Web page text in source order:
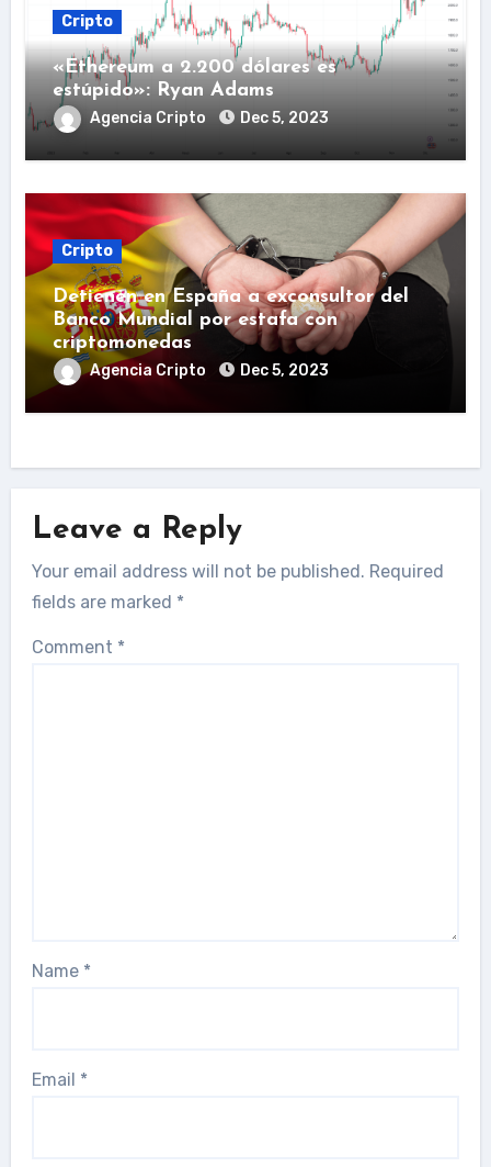
Cripto
«Ethereum a 2.200 dólares es
estúpido»: Ryan Adams
Agencia Cripto Dec 5, 2023
Cripto
Detienen en España a exconsultor del
Banco Mundial por estafa con
criptomonedas
Agencia Cripto Dec 5, 2023
Leave a Reply
Your email address will not be published. Required
fields are marked *
Comment *
Name *
Email *